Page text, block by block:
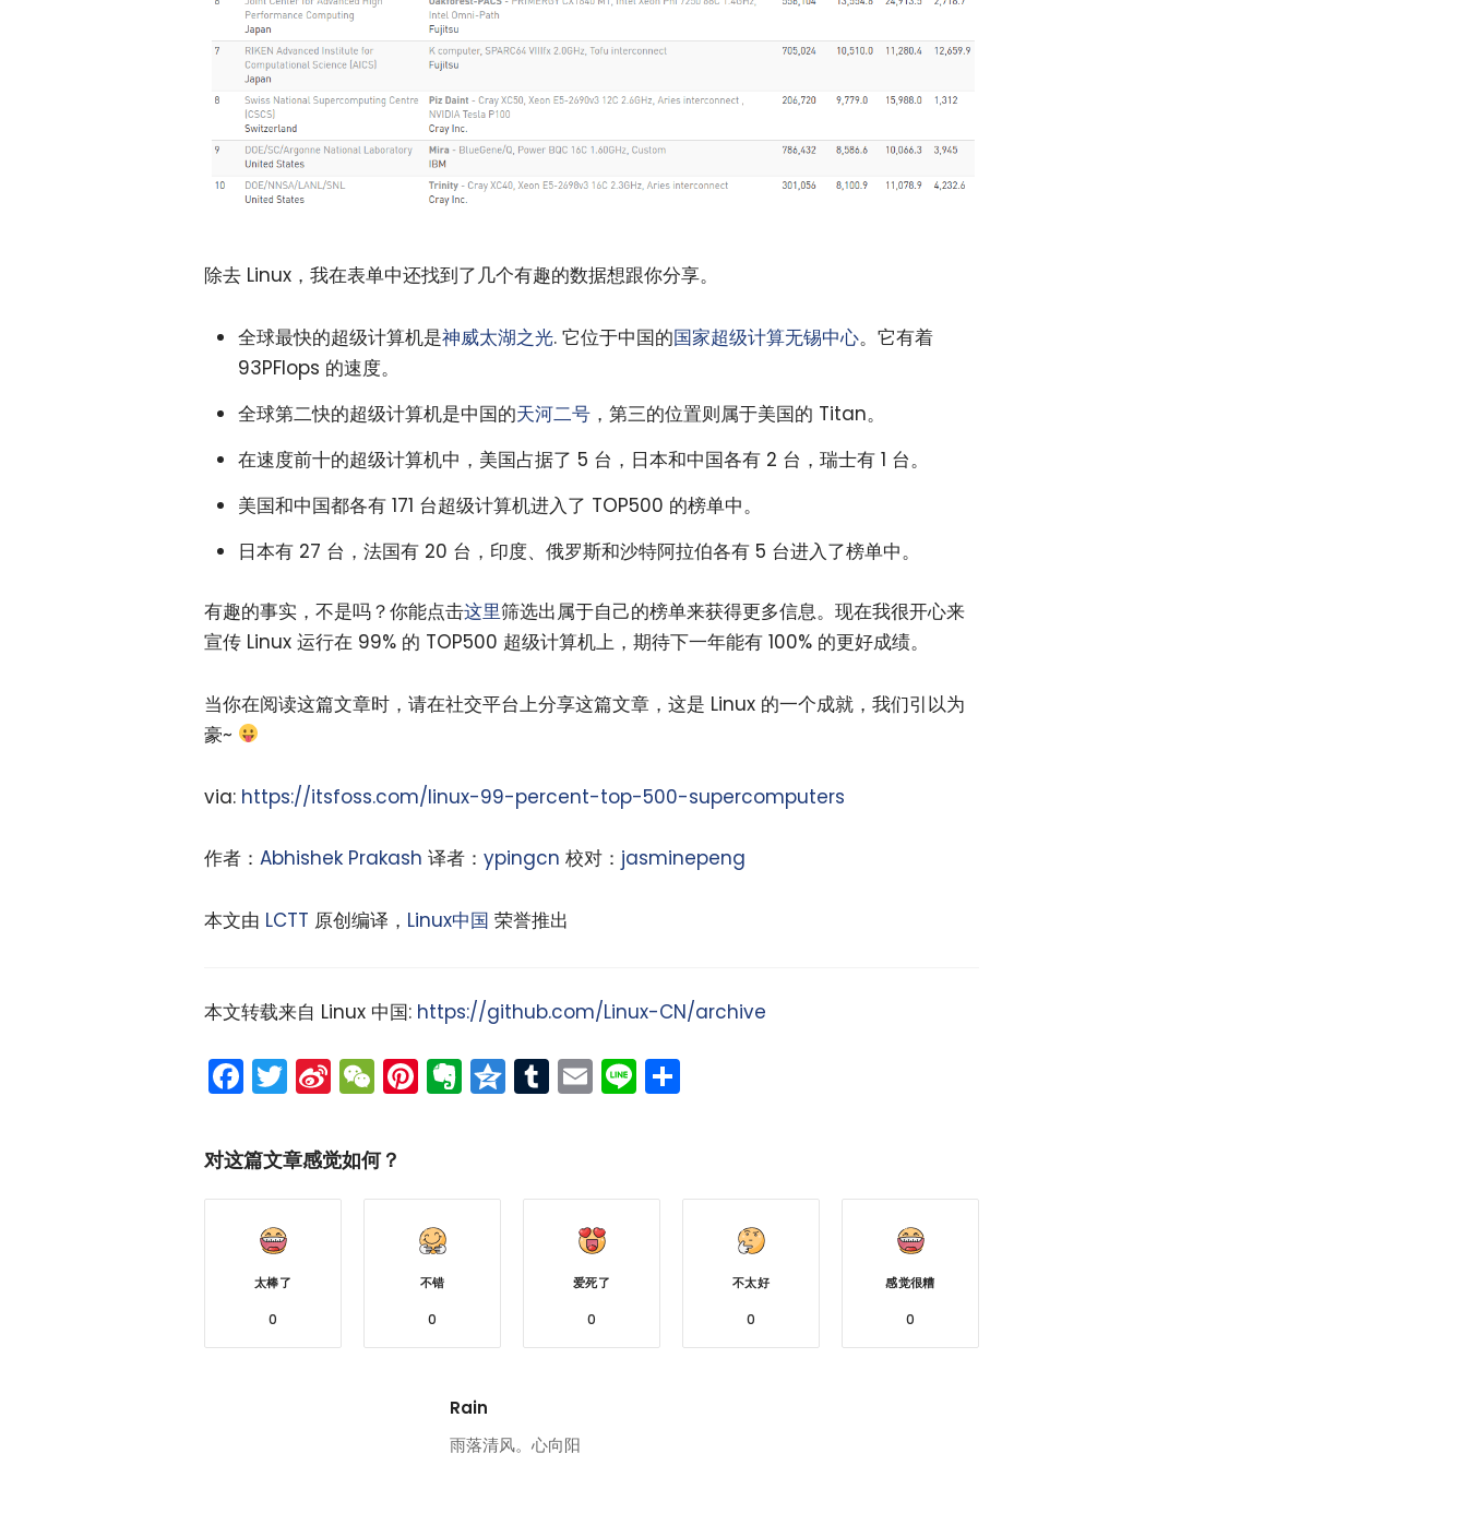
除去 Linux，我在表单中还找到了几个有趣的数据想跟你分享。
全球最快的超级计算机是神威太湖之光. 它位于中国的国家超级计算无锡中心。它有着
93PFlops 的速度。
全球第二快的超级计算机是中国的天河二号，第三的位置则属于美国的 Titan。
在速度前十的超级计算机中，美国占据了 5 台，日本和中国各有 2 台，瑞士有 1 台。
美国和中国都各有 171 台超级计算机进入了 TOP500 的榜单中。
日本有 27 台，法国有 20 台，印度、俄罗斯和沙特阿拉伯各有 5 台进入了榜单中。
有趣的事实，不是吗？你能点击这里筛选出属于自己的榜单来获得更多信息。现在我很开心来
宣传 Linux 运行在 99% 的 TOP500 超级计算机上，期待下一年能有 100% 的更好成绩。
当你在阅读这篇文章时，请在社交平台上分享这篇文章，这是 Linux 的一个成就，我们引以为
豪~
via: https://itsfoss.com/linux-99-percent-top-500-supercomputers
作者： Abhishek Prakash 译者： ypingcn 校对： jasminepeng
本文由 LCTT 原创编译， Linux中国 荣誉推出
本文转载来自 Linux 中国: https://github.com/Linux-CN/archive
Facebook
Twitter
Sina
Weibo
WeChat
Pinterest
Evernote
Qzone
Tumblr
Email
Line
对这篇文章感觉如何？
太棒了
0
不错
0
爱死了
0
不太好
0
感觉很糟
0
Rain
雨落清风。心向阳